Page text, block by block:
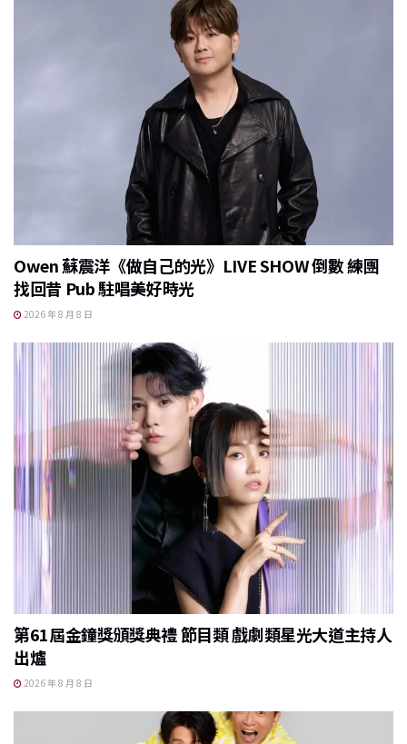
Owen 蘇震洋《做自己的光》LIVE SHOW 倒數 練團
找回昔 Pub 駐唱美好時光
2026 年 8 月 8 日
第61屆金鐘獎頒獎典禮 節目類 戲劇類星光大道主持人
出爐
2026 年 8 月 8 日